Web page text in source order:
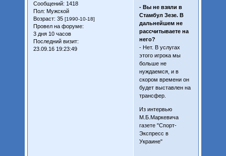
Сообщений: 1418
Пол: Мужской
Возраст: 35 [1990-10-18]
Провел на форуме:
3 дня 10 часов
Последний визит:
23.09.16 19:23:49
- Вы не взяли в
Стамбул Зезе. В
дальнейшем не
рассчитываете на
него?
- Нет. В услугах
этого игрока мы
больше не
нуждаемся, и в
скором времени он
будет выставлен на
трансфер.
Из интервью
М.Б.Маркевича
газете "Спорт-
Экспресс в
Украине"